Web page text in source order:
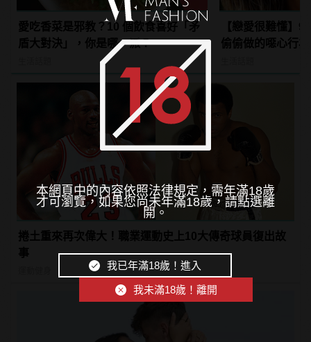
本網頁中的內容依照法律規定，需年滿18歲
才可瀏覽，如果您尚未年滿18歲，請點選離
開。
我已年滿18歲！進入
我未滿18歲！離開
愛吃香菜是邪教？10 個飲食喜好「矛
盾大對決」，你是哪一派？
【戀愛很難懂】
偷偷做的噁心行
捲土重來再次偉大！職業運動史上10大傳奇球員復出故
事